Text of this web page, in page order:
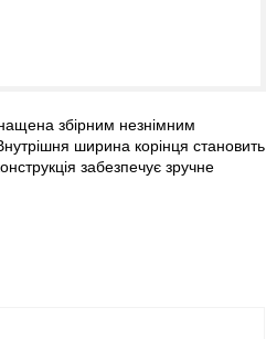
збірним незнімним
ширина корінця становить
забезпечує зручне